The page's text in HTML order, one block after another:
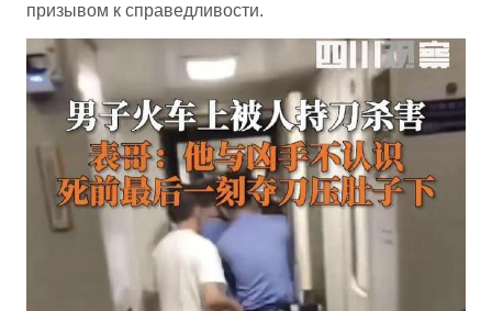
призывом к справедливости.